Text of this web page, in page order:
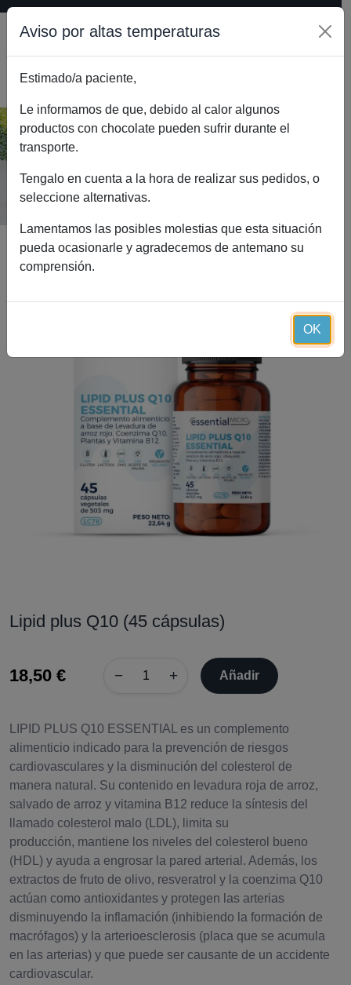
Lipid plus Q10 (45 cápsulas)
Inicio Catálogo Lipid plus Q10 (45 cápsulas)
Lipid plus Q10 (45 cápsulas)
18,50 € − + Añadir
LIPID PLUS Q10 ESSENTIAL es un complemento
alimenticio indicado para la prevención de riesgos
cardiovasculares y la disminución del colesterol de
manera natural. Su contenido en levadura roja de arroz,
salvado de arroz y vitamina B12 reduce la síntesis del
llamado colesterol malo (LDL), limita su
producción, mantiene los niveles del colesterol bueno
(HDL) y ayuda a engrosar la pared arterial. Además, los
extractos de fruto de olivo, resveratrol y la coenzima Q10
actúan como antioxidantes y protegen las arterias
disminuyendo la inflamación (inhibiendo la formación de
macrófagos) y la arterioesclerosis (placa que se acumula
en las arterias) y que puede ser causante de un accidente
cardiovascular.
Aviso por altas temperaturas
Estimado/a paciente,
Le informamos de que, debido al calor algunos
productos con chocolate pueden sufrir durante el
transporte.
Tengalo en cuenta a la hora de realizar sus pedidos, o
seleccione alternativas.
Lamentamos las posibles molestias que esta situación
pueda ocasionarle y agradecemos de antemano su
comprensión.
OK